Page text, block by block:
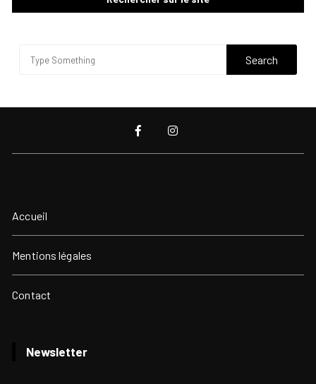
Accueil
Mentions légales
Contact
Newsletter